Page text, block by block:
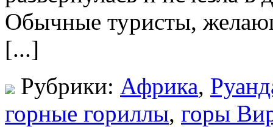
Обычные туристы,
[...]
Рубрики: Африка,
горные гориллы, горы